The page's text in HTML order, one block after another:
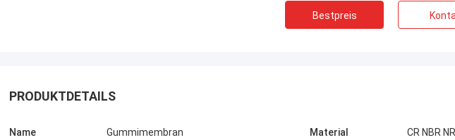
Bestpreis
PRODUKTDETAILS
Name Gummimembran Material CR NBR NR